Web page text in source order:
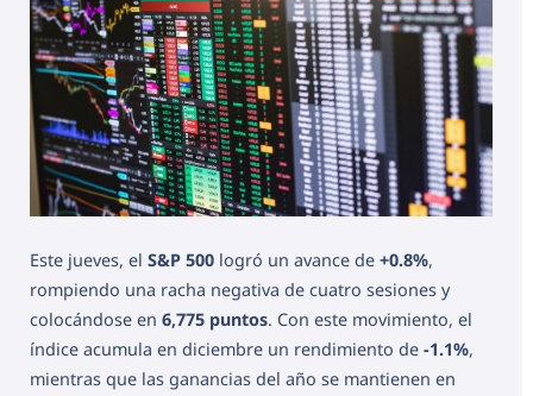
Este jueves, el S&P 500 logró un avance de +0.8%,
rompiendo una racha negativa de cuatro sesiones y
colocándose en 6,775 puntos. Con este movimiento, el
índice acumula en diciembre un rendimiento de -1.1%,
mientras que las ganancias del año se mantienen en